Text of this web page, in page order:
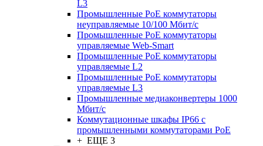
L3
Промышленные PoE коммутаторы
неуправляемые 10/100 Мбит/с
Промышленные PoE коммутаторы
управляемые Web-Smart
Промышленные PoE коммутаторы
управляемые L2
Промышленные PoE коммутаторы
управляемые L3
Промышленные медиаконвертеры 1000
Мбит/с
Коммутационные шкафы IP66 c
промышленными коммутаторами PoE
+ ЕЩЕ 3